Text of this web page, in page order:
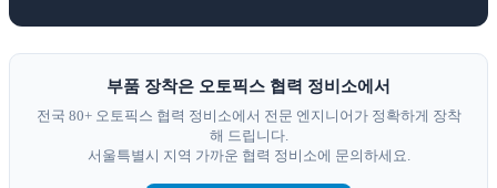
부품 장착은 오토픽스 협력 정비소에서
전국 80+ 오토픽스 협력 정비소에서 전문 엔지니어가 정확하게 장착
해 드립니다.
서울특별시 지역 가까운 협력 정비소에 문의하세요.